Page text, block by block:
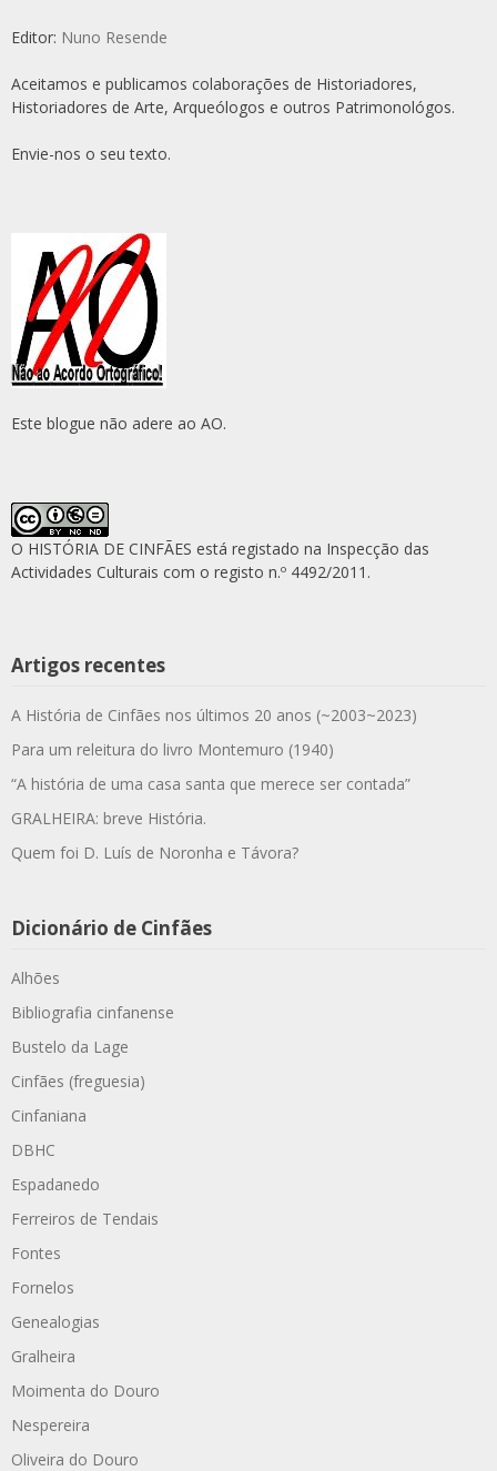
Editor: Nuno Resende
Aceitamos e publicamos colaborações de Historiadores,
Historiadores de Arte, Arqueólogos e outros Patrimonológos.
Envie-nos o seu texto.
Este blogue não adere ao AO.
O HISTÓRIA DE CINFÃES está registado na Inspecção das
Actividades Culturais com o registo n.º 4492/2011.
Artigos recentes
A História de Cinfães nos últimos 20 anos (~2003~2023)
Para um releitura do livro Montemuro (1940)
“A história de uma casa santa que merece ser contada”
GRALHEIRA: breve História.
Quem foi D. Luís de Noronha e Távora?
Dicionário de Cinfães
Alhões
Bibliografia cinfanense
Bustelo da Lage
Cinfães (freguesia)
Cinfaniana
DBHC
Espadanedo
Ferreiros de Tendais
Fontes
Fornelos
Genealogias
Gralheira
Moimenta do Douro
Nespereira
Oliveira do Douro